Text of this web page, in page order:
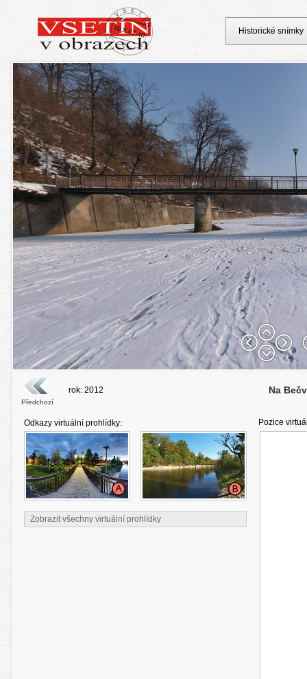
Předchozí
rok: 2012 Na
Odkazy virtuální prohlídky: Pozice
Zobrazit všechny virtuální prohlídky
Historické snímky